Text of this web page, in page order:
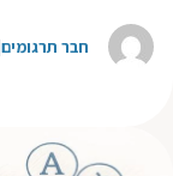
חבר תרגומים